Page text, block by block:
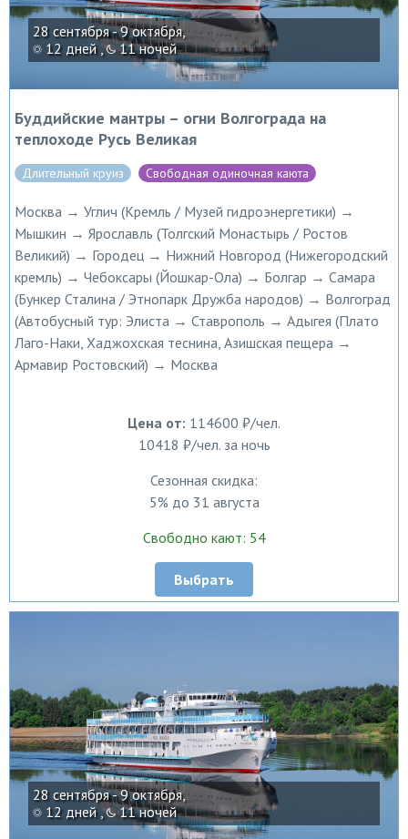
28 сентября - 9 октября,
12 дней , 11 ночей
Буддийские мантры – огни Волгограда на
теплоходе Русь Великая
Длительный круиз Свободная одиночная каюта
Москва → Углич (Кремль / Музей гидроэнергетики) →
Мышкин → Ярославль (Толгский Монастырь / Ростов
Великий) → Городец → Нижний Новгород (Нижегородский
кремль) → Чебоксары (Йошкар-Ола) → Болгар → Самара
(Бункер Сталина / Этнопарк Дружба народов) → Волгоград
(Автобусный тур: Элиста → Ставрополь → Адыгея (Плато
Лаго-Наки, Хаджохская теснина, Азишская пещера →
Армавир Ростовский) → Москва
Цена от: 114600 ₽/чел.
10418 ₽/чел. за ночь
Сезонная скидка:
5% до 31 августа
Свободно кают: 54
Выбрать
28 сентября - 9 октября,
12 дней , 11 ночей